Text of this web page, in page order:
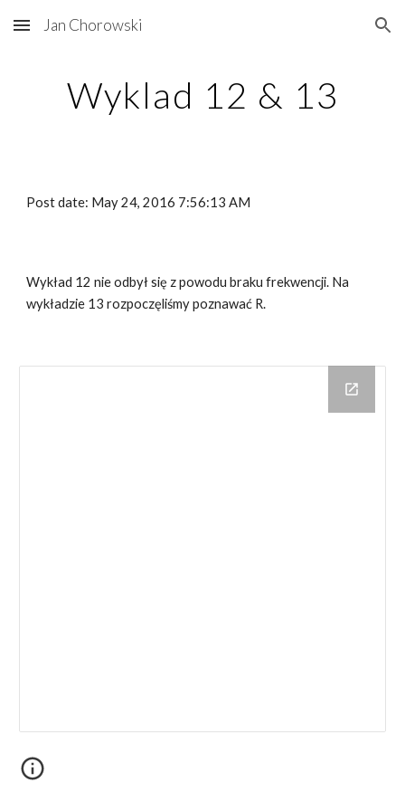
Skip to main content Skip to navigation
Jan Chorowski
Wyklad 12 & 13
Post date: May 24, 2016 7:56:13 AM
Wykład 12 nie odbył się z powodu braku frekwencji. Na
wykładzie 13 rozpoczęliśmy poznawać R.